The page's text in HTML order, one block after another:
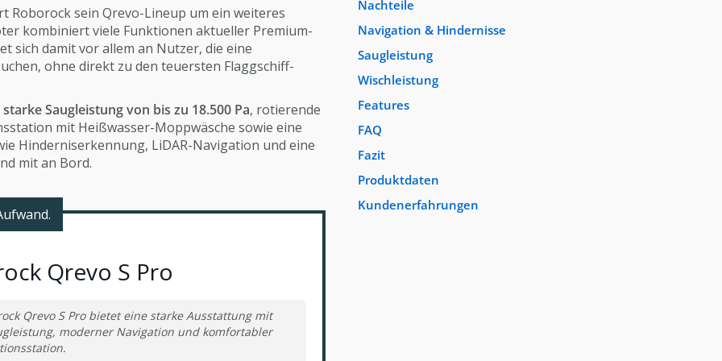
Roborock sein Qrevo-Lineup um ein weiteres
kombiniert viele Funktionen aktueller Premium-
sich damit vor allem an Nutzer, die eine
ohne direkt zu den teuersten Flaggschiff-
starke Saugleistung von bis zu 18.500 Pa, rotierende
mit Heißwasser-Moppwäsche sowie eine
Hinderniserkennung, LiDAR-Navigation und eine
mit an Bord.
Qrevo S Pro
Qrevo S Pro bietet eine starke Ausstattung mit
moderner Navigation und komfortabler
Nachteile
Navigation & Hindernisse
Saugleistung
Wischleistung
Features
FAQ
Fazit
Produktdaten
Kundenerfahrungen